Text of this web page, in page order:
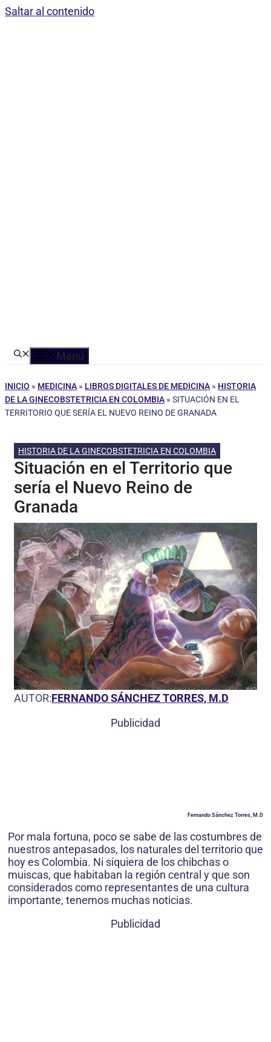
Saltar al contenido
Menú
INICIO » MEDICINA » LIBROS DIGITALES DE MEDICINA » HISTORIA
DE LA GINECOBSTETRICIA EN COLOMBIA » SITUACIÓN EN EL
TERRITORIO QUE SERÍA EL NUEVO REINO DE GRANADA
HISTORIA DE LA GINECOBSTETRICIA EN COLOMBIA
Situación en el Territorio que
sería el Nuevo Reino de
Granada
AUTOR:FERNANDO SÁNCHEZ TORRES, M.D
Publicidad
Fernando Sánchez Torres, M.D
Por mala fortuna, poco se sabe de las costumbres de
nuestros antepasados, los naturales del territorio que
hoy es Colombia. Ni siquiera de los chibchas o
muiscas, que habitaban la región central y que son
considerados como representantes de una cultura
importante, tenemos muchas noticias.
Publicidad